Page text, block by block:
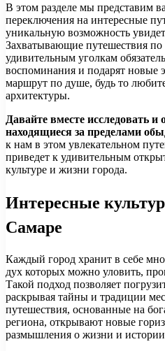
В этом разделе мы представим
переключения на интересные
уникальную возможность
Захватывающие путешествия по
удивительным уголкам
воспоминания и подарят новые
маршрут по душе, будь то
архитектуры.
Давайте вместе исследовать
находящиеся за пределами
к нам в этом увлекательном
приведет к удивительным
культуре и жизни города.
Интересные
Самаре
Каждый город хранит в себе
дух которых можно уловить,
Такой подход позволяет
раскрывая тайны и традиции
путешествия, основанные на
региона, открывают новые
размышления о жизни и